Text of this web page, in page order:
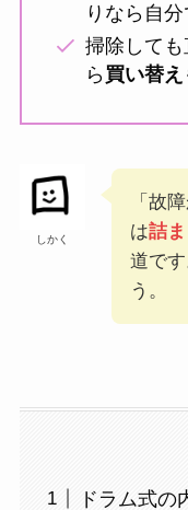
りなら自
掃除して
ら買い替
しかく
「故
は詰
道で
う。
ドラム式の